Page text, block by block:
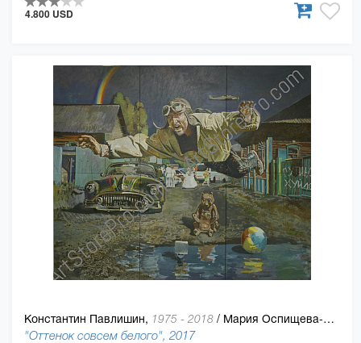
4.800 USD
Константин Павлишин, 1975 - 2018 / Мария Оспищева-Павлишин
"Оттенок совсем белого", 2017